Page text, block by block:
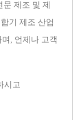
제조 및 제
기 제조 산업
, 언제나 고객
시고